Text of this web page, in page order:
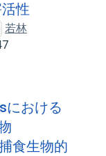
性
若林
における
食生物的